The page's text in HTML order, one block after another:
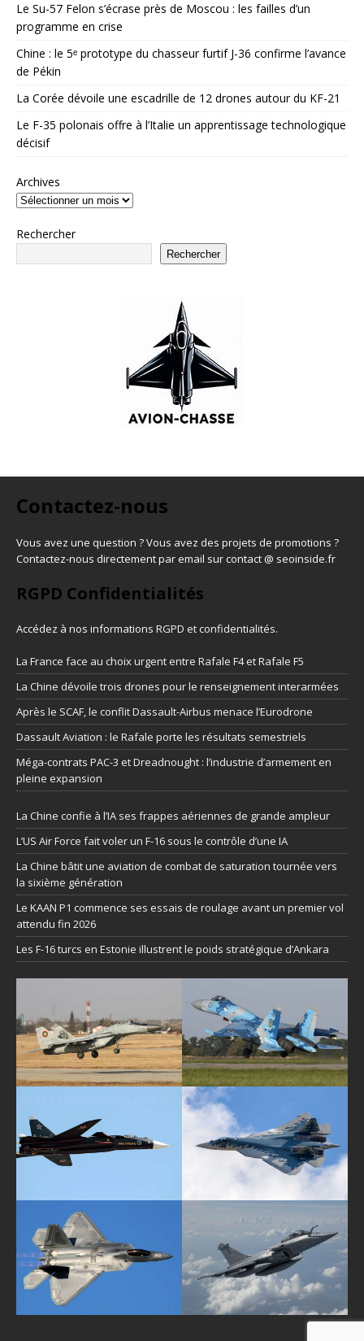
Le Su-57 Felon s’écrase près de Moscou : les failles d’un
programme en crise
Chine : le 5ᵉ prototype du chasseur furtif J-36 confirme l’avance
de Pékin
La Corée dévoile une escadrille de 12 drones autour du KF-21
Le F-35 polonais offre à l’Italie un apprentissage technologique
décisif
Archives
Rechercher
Rechercher
Contactez-nous
Vous avez une question ? Vous avez des projets de promotions ?
Contactez-nous directement par email sur contact @ seoinside.fr
RGPD Confidentialités
Accédez à nos informations RGPD et confidentialités.
La France face au choix urgent entre Rafale F4 et Rafale F5
La Chine dévoile trois drones pour le renseignement interarmées
Après le SCAF, le conflit Dassault-Airbus menace l’Eurodrone
Dassault Aviation : le Rafale porte les résultats semestriels
Méga-contrats PAC-3 et Dreadnought : l’industrie d’armement en
pleine expansion
La Chine confie à l’IA ses frappes aériennes de grande ampleur
L’US Air Force fait voler un F-16 sous le contrôle d’une IA
La Chine bâtit une aviation de combat de saturation tournée vers
la sixième génération
Le KAAN P1 commence ses essais de roulage avant un premier vol
attendu fin 2026
Les F-16 turcs en Estonie illustrent le poids stratégique d’Ankara